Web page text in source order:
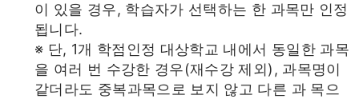
이 있을 경우, 학습자가 선택하는 한 과목만 인정
됩니다.
※ 단, 1개 학점인정 대상학교 내에서 동일한 과목
을 여러 번 수강한 경우(재수강 제외), 과목명이
같더라도 중복과목으로 보지 않고 다른 과 목으